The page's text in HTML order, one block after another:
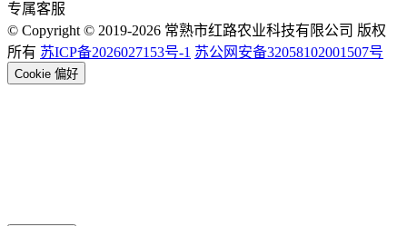
专属客服
© Copyright © 2019-2026 常熟市红路农业科技有限公司 版权
所有 苏ICP备2026027153号-1 苏公网安备32058102001507号
Cookie 偏好